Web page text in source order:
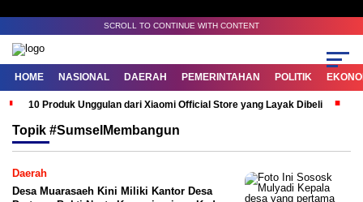
SCROLL TO CONTINUE WITH CONTENT
HOME NASIONAL DAERAH PEMERINTAHAN POLITIK
10 Produk Unggulan dari Xiaomi Official Store yang Layak Dibeli
Topik #SumselMembangun
Daerah
Desa Muarasaeh Kini Miliki Kantor Desa